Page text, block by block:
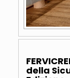
della